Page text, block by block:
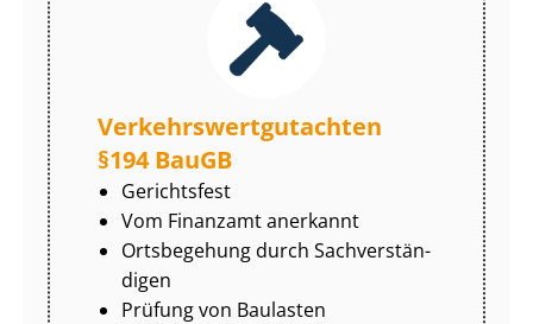
Ver­kehrs­wert­gut­ach­ten
§194 BauGB
Gerichtsfest
Vom Finanzamt anerkannt
Ortsbegehung durch Sach­ver­stän­
di­gen
Prüfung von Baulasten